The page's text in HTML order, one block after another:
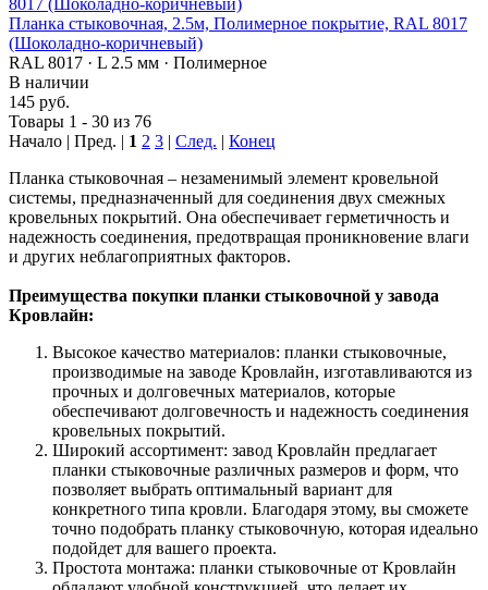
Планка стыковочная, 2.5м, Полимерное покрытие, RAL 8017
(Шоколадно-коричневый)
RAL 8017 · L 2.5 мм · Полимерное
В наличии
145 руб.
Товары 1 - 30 из 76
Начало | Пред. | 1 2 3 | След. | Конец
Планка стыковочная – незаменимый элемент кровельной
системы, предназначенный для соединения двух смежных
кровельных покрытий. Она обеспечивает герметичность и
надежность соединения, предотвращая проникновение влаги
и других неблагоприятных факторов.
Преимущества покупки планки стыковочной у завода
Кровлайн:
Высокое качество материалов: планки стыковочные,
производимые на заводе Кровлайн, изготавливаются из
прочных и долговечных материалов, которые
обеспечивают долговечность и надежность соединения
кровельных покрытий.
Широкий ассортимент: завод Кровлайн предлагает
планки стыковочные различных размеров и форм, что
позволяет выбрать оптимальный вариант для
конкретного типа кровли. Благодаря этому, вы сможете
точно подобрать планку стыковочную, которая идеально
подойдет для вашего проекта.
Простота монтажа: планки стыковочные от Кровлайн